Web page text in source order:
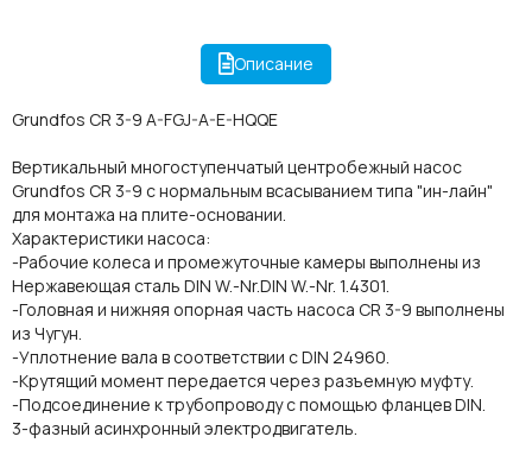
Описание
Grundfos CR 3-9 A-FGJ-A-E-HQQE
Вертикальный многоступенчатый центробежный насос
Grundfos CR 3-9 с нормальным всасыванием типа "ин-лайн"
для монтажа на плите-основании.
Характеристики насоса:
-Рабочие колеса и промежуточные камеры выполнены из
Нержавеющая сталь DIN W.-Nr.DIN W.-Nr. 1.4301.
-Головная и нижняя опорная часть насоса CR 3-9 выполнены
из Чугун.
-Уплотнение вала в соответствии с DIN 24960.
-Крутящий момент передается через разъемную муфту.
-Подсоединение к трубопроводу с помощью фланцев DIN.
3-фазный асинхронный электродвигатель.